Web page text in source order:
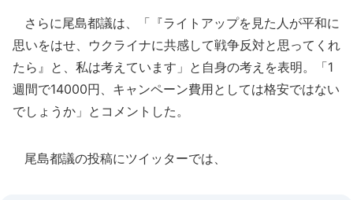
さらに尾島都議は、「『ライトアップを見た人が平和に
思いをはせ、ウクライナに共感して戦争反対と思ってくれ
たら』と、私は考えています」と自身の考えを表明。「1
週間で14000円、キャンペーン費用としては格安ではない
でしょうか」とコメントした。
尾島都議の投稿にツイッターでは、